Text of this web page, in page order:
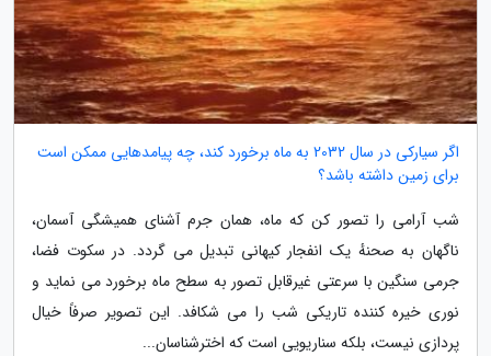
اگر سیارکی در سال 2032 به ماه برخورد کند، چه پیامدهایی ممکن است
برای زمین داشته باشد؟
شب آرامی را تصور کن که ماه، همان جرم آشنای همیشگی آسمان،
ناگهان به صحنهٔ یک انفجار کیهانی تبدیل می گردد. در سکوت فضا،
جرمی سنگین با سرعتی غیرقابل تصور به سطح ماه برخورد می نماید و
نوری خیره کننده تاریکی شب را می شکافد. این تصویر صرفاً خیال
پردازی نیست، بلکه سناریویی است که اخترشناسان...